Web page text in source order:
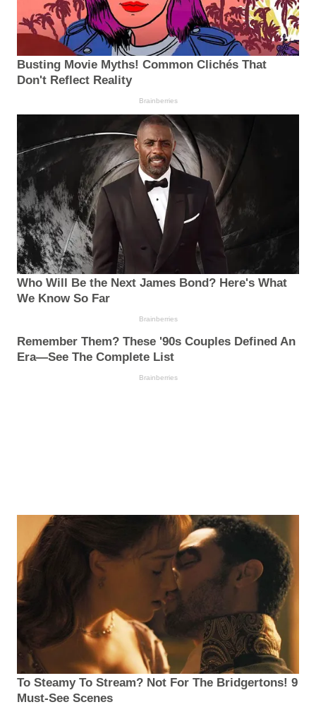
Busting Movie Myths! Common Clichés That
Don't Reflect Reality
Brainberries
Who Will Be the Next James Bond? Here's What
We Know So Far
Brainberries
Remember Them? These '90s Couples Defined An
Era—See The Complete List
Brainberries
To Steamy To Stream? Not For The Bridgertons! 9
Must-See Scenes